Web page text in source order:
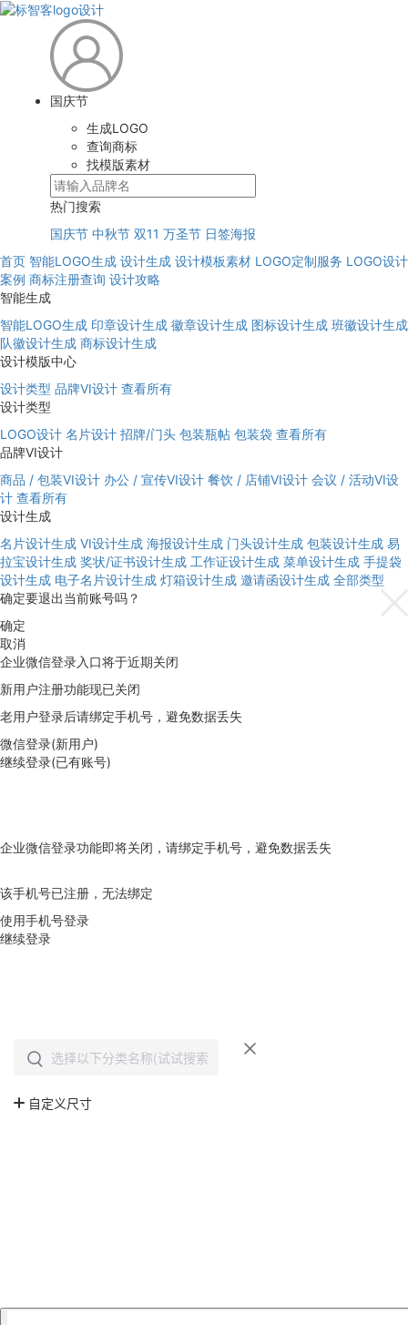
国庆节
生成LOGO
查询商标
找模版素材
热门搜索
国庆节 中秋节 双11 万圣节 日签海报
首页 智能LOGO生成 设计生成 设计模板素材 LOGO定制服务 LOGO设计
案例 商标注册查询 设计攻略
智能生成
智能LOGO生成 印章设计生成 徽章设计生成 图标设计生成 班徽设计生成
队徽设计生成 商标设计生成
设计模版中心
设计类型 品牌VI设计 查看所有
设计类型
LOGO设计 名片设计 招牌/门头 包装瓶帖 包装袋 查看所有
品牌VI设计
商品 / 包装VI设计 办公 / 宣传VI设计 餐饮 / 店铺VI设计 会议 / 活动VI设
计 查看所有
设计生成
名片设计生成 VI设计生成 海报设计生成 门头设计生成 包装设计生成 易
拉宝设计生成 奖状/证书设计生成 工作证设计生成 菜单设计生成 手提袋
设计生成 电子名片设计生成 灯箱设计生成 邀请函设计生成 全部类型
确定要退出当前账号吗？
确定
取消
企业微信登录入口将于近期关闭
新用户注册功能现已关闭
老用户登录后请绑定手机号，避免数据丢失
微信登录(新用户)
继续登录(已有账号)
企业微信登录功能即将关闭，请绑定手机号，避免数据丢失
该手机号已注册，无法绑定
使用手机号登录
继续登录